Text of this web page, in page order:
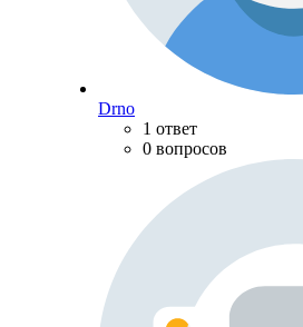
Drno
1 ответ
0 вопросов